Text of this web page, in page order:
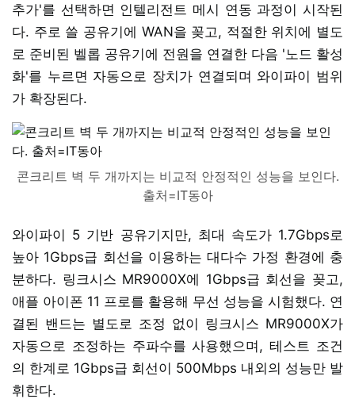
추가'를 선택하면 인텔리전트 메시 연동 과정이 시작된
다. 주로 쓸 공유기에 WAN을 꽂고, 적절한 위치에 별도
로 준비된 벨롭 공유기에 전원을 연결한 다음 '노드 활성
화'를 누르면 자동으로 장치가 연결되며 와이파이 범위
가 확장된다.
콘크리트 벽 두 개까지는 비교적 안정적인 성능을 보인다.
출처=IT동아
와이파이 5 기반 공유기지만, 최대 속도가 1.7Gbps로
높아 1Gbps급 회선을 이용하는 대다수 가정 환경에 충
분하다. 링크시스 MR9000X에 1Gbps급 회선을 꽂고,
애플 아이폰 11 프로를 활용해 무선 성능을 시험했다. 연
결된 밴드는 별도로 조정 없이 링크시스 MR9000X가
자동으로 조정하는 주파수를 사용했으며, 테스트 조건
의 한계로 1Gbps급 회선이 500Mbps 내외의 성능만 발
휘한다.